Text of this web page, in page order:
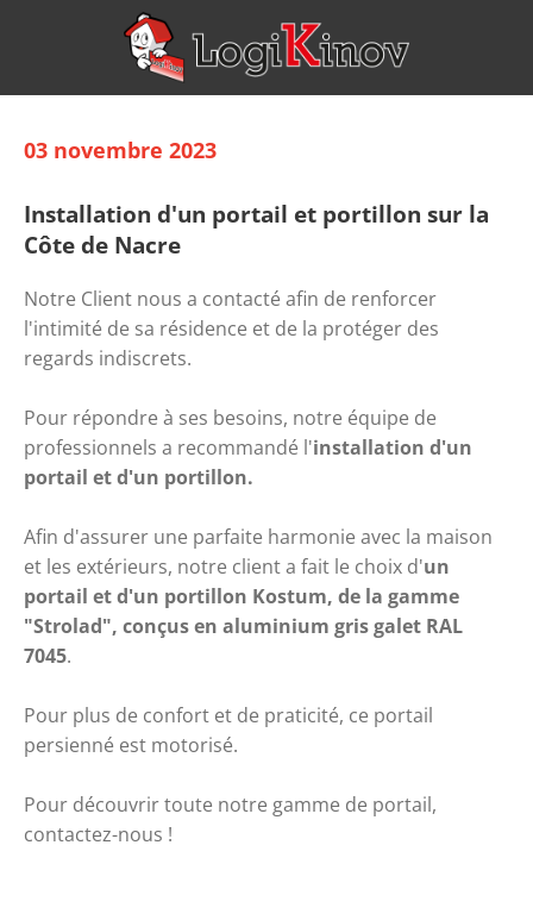
03 novembre 2023
Installation d'un portail et portillon sur la
Côte de Nacre
Notre Client nous a contacté afin de renforcer
l'intimité de sa résidence et de la protéger des
regards indiscrets.
Pour répondre à ses besoins, notre équipe de
professionnels a recommandé l'installation d'un
portail et d'un portillon.
Afin d'assurer une parfaite harmonie avec la maison
et les extérieurs, notre client a fait le choix d'un
portail et d'un portillon Kostum, de la gamme
"Strolad", conçus en aluminium gris galet RAL
7045.
Pour plus de confort et de praticité, ce portail
persienné est motorisé.
Pour découvrir toute notre gamme de portail,
contactez-nous !